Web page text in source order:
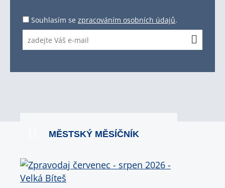
Souhlasím se zpracováním osobních údajů.
MĚSTSKÝ MĚSÍČNÍK